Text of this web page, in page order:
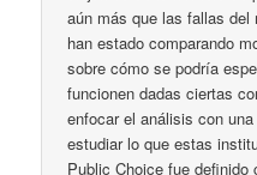
aún más que las fallas
han estado comparando
sobre cómo se podría
funcionen dadas ciertas
enfocar el análisis con
estudiar lo que estas
Public Choice fue definido